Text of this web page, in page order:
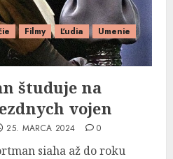
Filmy Ľudia
Umenie
študuje na
vojen
25. MARCA 2024 0
siaha až do roku